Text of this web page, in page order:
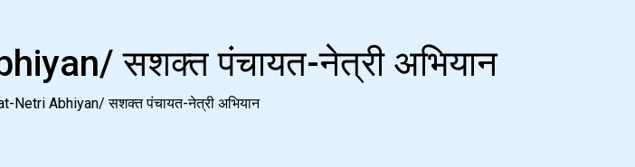
सशक्त पंचायत-नेत्री अभियान
Netri Abhiyan/ सशक्त पंचायत-नेत्री अभियान